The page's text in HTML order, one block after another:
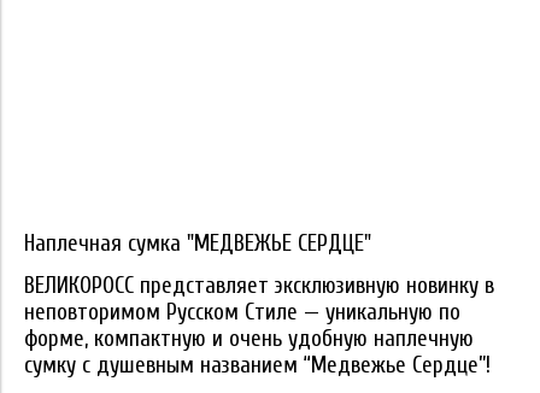
Наплечная сумка "МЕДВЕЖЬЕ СЕРДЦЕ"
ВЕЛИКОРОСС представляет эксклюзивную новинку в
неповторимом Русском Стиле — уникальную по
форме, компактную и очень удобную наплечную
сумку с душевным названием “Медвежье Сердце”!